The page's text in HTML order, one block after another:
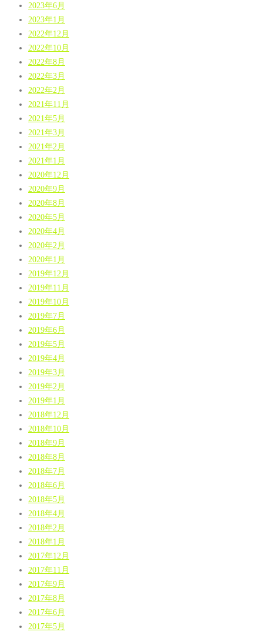
2023年6月
2023年1月
2022年12月
2022年10月
2022年8月
2022年3月
2022年2月
2021年11月
2021年5月
2021年3月
2021年2月
2021年1月
2020年12月
2020年9月
2020年8月
2020年5月
2020年4月
2020年2月
2020年1月
2019年12月
2019年11月
2019年10月
2019年7月
2019年6月
2019年5月
2019年4月
2019年3月
2019年2月
2019年1月
2018年12月
2018年10月
2018年9月
2018年8月
2018年7月
2018年6月
2018年5月
2018年4月
2018年2月
2018年1月
2017年12月
2017年11月
2017年9月
2017年8月
2017年6月
2017年5月